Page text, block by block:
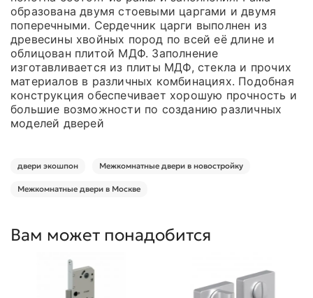
образована двумя стоевыми царгами и двумя
поперечными. Сердечник царги выполнен из
древесины хвойных пород по всей её длине и
облицован плитой МДФ. Заполнение
изготавливается из плиты МДФ, стекла и прочих
материалов в различных комбинациях. Подобная
конструкция обеспечивает хорошую прочность и
большие возможности по созданию различных
моделей дверей
двери экошпон Межкомнатные двери в новостройку
Межкомнатные двери в Москве
Вам может понадобится